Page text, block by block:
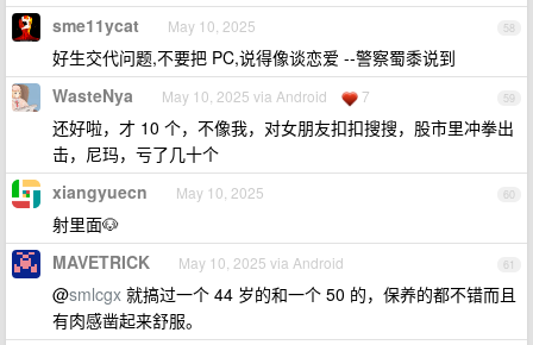
58
sme11ycat May 10, 2025
好生交代问题,不要把 PC,说得像谈恋爱 --警察蜀黍说到
59
WasteNya May 10, 2025 via Android 7
还好啦，才 10 个，不像我，对女朋友扣扣搜搜，股市里冲拳出
击，尼玛，亏了几十个
60
xiangyuecn May 10, 2025
射里面🐶
61
MAVETRICK May 10, 2025 via Android
@smlcgx 就搞过一个 44 岁的和一个 50 的，保养的都不错而且
有肉感凿起来舒服。